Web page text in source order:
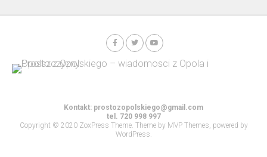
Kontakt: prostozopolskiego@gmail.com
tel. 720 998 997
Copyright © 2020 ZoxPress Theme. Theme by MVP Themes, powered by
WordPress.